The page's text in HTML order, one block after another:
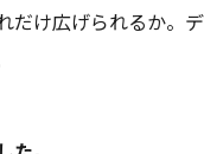
だけ広げられるか。デ